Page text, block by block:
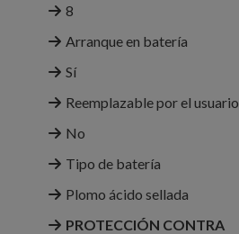
8
Arranque en batería
Sí
Reemplazable por el usuario
No
Tipo de batería
Plomo ácido sellada
PROTECCIÓN CONTRA